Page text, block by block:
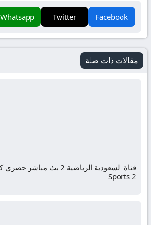
Facebook
Twitter
Whatsapp
مقالات ذات صلة
Sports 2